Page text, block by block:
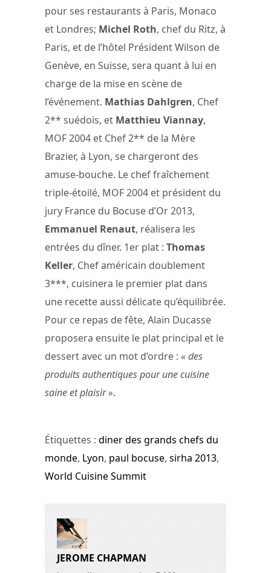
pour ses restaurants à Paris, Monaco
et Londres; Michel Roth, chef du Ritz, à
Paris, et de l’hôtel Président Wilson de
Genève, en Suisse, sera quant à lui en
charge de la mise en scène de
l’événement. Mathias Dahlgren, Chef
2** suédois, et Matthieu Viannay,
MOF 2004 et Chef 2** de la Mère
Brazier, à Lyon, se chargeront des
amuse-bouche. Le chef fraîchement
triple-étoilé, MOF 2004 et président du
jury France du Bocuse d’Or 2013,
Emmanuel Renaut, réalisera les
entrées du dîner. 1er plat : Thomas
Keller, Chef américain doublement
3***, cuisinera le premier plat dans
une recette aussi délicate qu’équilibrée.
Pour ce repas de fête, Alain Ducasse
proposera ensuite le plat principal et le
dessert avec un mot d’ordre : « des
produits authentiques pour une cuisine
saine et plaisir ».
Étiquettes : diner des grands chefs du
monde, Lyon, paul bocuse, sirha 2013,
World Cuisine Summit
JEROME CHAPMAN